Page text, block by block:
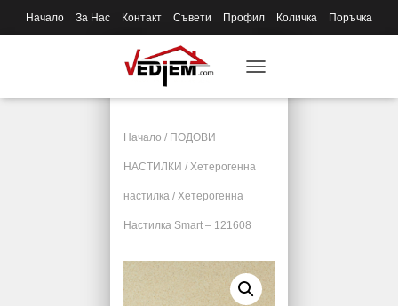
Начало За Нас Контакт Съвети Профил Количка Поръчка
O
T
I
Начало / ПОДОВИ
НАСТИЛКИ / Хетерогенна
настилка / Хетерогенна
Настилка Smart – 121608